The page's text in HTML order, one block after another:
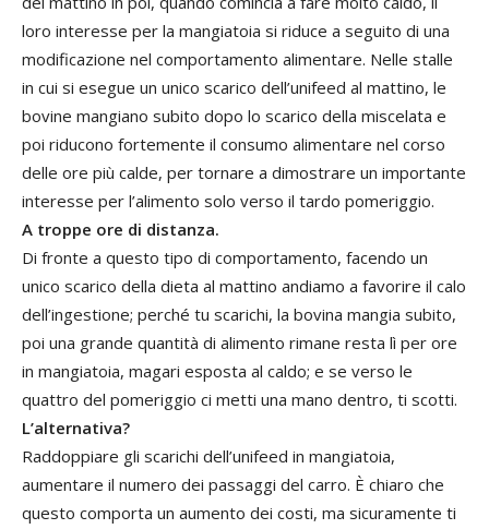
loro interesse per la mangiatoia si riduce a seguito di una
modificazione nel comportamento alimentare. Nelle stalle
in cui si esegue un unico scarico dell’unifeed al mattino, le
bovine mangiano subito dopo lo scarico della miscelata e
poi riducono fortemente il consumo alimentare nel corso
delle ore più calde, per tornare a dimostrare un importante
interesse per l’alimento solo verso il tardo pomeriggio.
A troppe ore di distanza.
Di fronte a questo tipo di comportamento, facendo un
unico scarico della dieta al mattino andiamo a favorire il calo
dell’ingestione; perché tu scarichi, la bovina mangia subito,
poi una grande quantità di alimento rimane resta lì per ore
in mangiatoia, magari esposta al caldo; e se verso le
quattro del pomeriggio ci metti una mano dentro, ti scotti.
L’alternativa?
Raddoppiare gli scarichi dell’unifeed in mangiatoia,
aumentare il numero dei passaggi del carro. È chiaro che
questo comporta un aumento dei costi, ma sicuramente ti